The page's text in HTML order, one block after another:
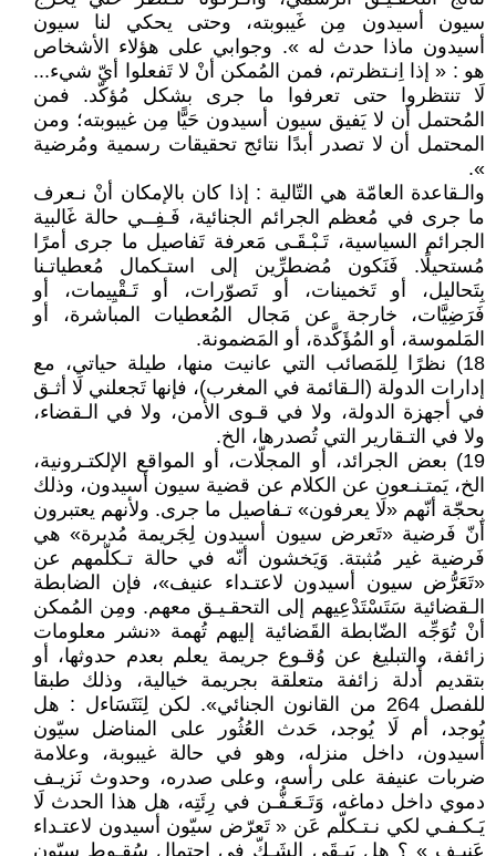
سيون أسيدون مِن غَيبوبته، وحتى يحكي لنا سيون
أسيدون ماذا حدث له ». وجوابي على هؤلاء الأشخاص
هو : « إذا اِنـتظرتم، فمن المُمكن أنْ لا تَفعلوا أيّ شيء...
لَا تنتظروا حتى تعرفوا ما جرى بشكل مُؤكّد. فمن
المُحتمل أن لا يَفيق سيون أسيدون حَيًّا مِن غيبوبته؛ ومن
المحتمل أن لا تصدر أبدًا نتائج تحقيقات رسمية ومُرضية
».
والـقاعدة العامّة هي التّالية : إذا كان بالإمكان أنْ نـعرف
ما جرى في مُعظم الجرائم الجنائية، فَـفِــي حالة غَالبية
الجرائم السياسية، تَـبْـقَـى مَعرفة تَفاصيل ما جرى أمرًا
مُستحيلًا. فَنَكون مُضطرِّين إلى استـكمال مُعطياتـنا
بِتَحاليل، أو تَخمينات، أو تَصوّرات، أو تَـقْيِيمات، أو
فَرَضِيَّات، خارجة عن مَجال المُعطيات المباشرة، أو
المَلموسة، أو المُؤَكَّدة، أو المَضمونة.
18) نظرًا لِلمَصائب التي عانيت منها، طيلة حياتي، مع
إدارات الدولة (الـقائمة في المغرب)، فإنها تَجعلني لَا أثـق
في أجهزة الدولة، ولا في قـوى الأمن، ولا في الـقضاء،
ولا في التـقارير التي تُصدرها، الخ.
19) بعض الجرائد، أو المجلّات، أو المواقع الإلكتـرونية،
الخ، يَمتـنـعون عن الكلام عن قضية سيون أسيدون، وذلك
بِحجّة أنّهم «لَا يعرفون» تـفاصيل ما جرى. ولأنهم يعتبرون
أنّ فَرضية «تَعرض سيون أسيدون لِجَريمة مُدبرة» هي
فَرضية غير مُثبتة. وَيَخشون أنّه في حالة تـكلّمهم عن
«تَعَرُّض سيون أسيدون لاعتـداء عنيف»، فإن الضابطة
الـقضائية سَتَسْتَدْعِيهم إلى التحقـيـق معهم. ومِن المُمكن
أنْ تُوَجِّه الضّابطة القَضائية إليهم تُهمة «نشر معلومات
زائفة، والتبليغ عن وُقـوع جريمة يعلم بعدم حدوثها، أو
بتقديم أدلة زائفة متعلقة بجريمة خيالية، وذلك طبقا
للفصل 264 من القانون الجنائي». لكن لِنَتَسَاءل : هل
يُوجد، أم لَا يُوجد، حَدث العُثُور على المناضل سيّون
أسيدون، داخل منزله، وهو في حالة غيبوبة، وعلامة
ضربات عنيفة على رأسه، وعلى صدره، وحدوث نَزيـف
دموي داخل دماغه، وَتَـعَـفُّـن في رِئَتِه، هل هذا الحدث لَا
يَـكـفـي لكي نـتـكلّم عَن « تَعرّض سيّون أسيدون لاعتـداء
عَنِيـف » ؟ هل يَبـقَى الشَـكّ في احتمال سُقـوط سيّون